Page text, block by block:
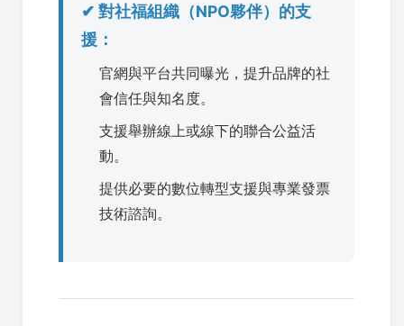
✔ 對社福組織（NPO夥伴）的支
援：
官網與平台共同曝光，提升品牌的社
會信任與知名度。
支援舉辦線上或線下的聯合公益活
動。
提供必要的數位轉型支援與專業發票
技術諮詢。